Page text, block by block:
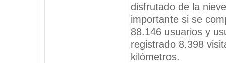
disfrutado de la
importante si se
88.146 usuarios y
registrado 8.398
kilómetros.